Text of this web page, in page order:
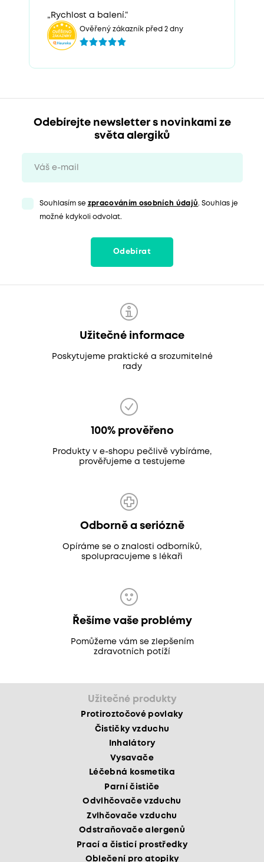
„Rychlost a balení.“
Ověřený zákazník před 2 dny
Odebírejte newsletter s novinkami ze
světa alergiků
Souhlasím se zpracováním osobních údajů. Souhlas je
možné kdykoli odvolat.
Odebírat
Užitečné informace
Poskytujeme praktické a srozumitelné
rady
100% prověřeno
Produkty v e-shopu pečlivě vybíráme,
prověřujeme a testujeme
Odborně a seriózně
Opíráme se o znalosti odborníků,
spolupracujeme s lékaři
Řešíme vaše problémy
Pomůžeme vám se zlepšením
zdravotních potíží
Užitečné produkty
Protiroztočové povlaky
Čističky vzduchu
Inhalátory
Vysavače
Léčebná kosmetika
Parní čističe
Odvlhčovače vzduchu
Zvlhčovače vzduchu
Odstraňovače alergenů
Prací a čisticí prostředky
Oblečení pro atopiky